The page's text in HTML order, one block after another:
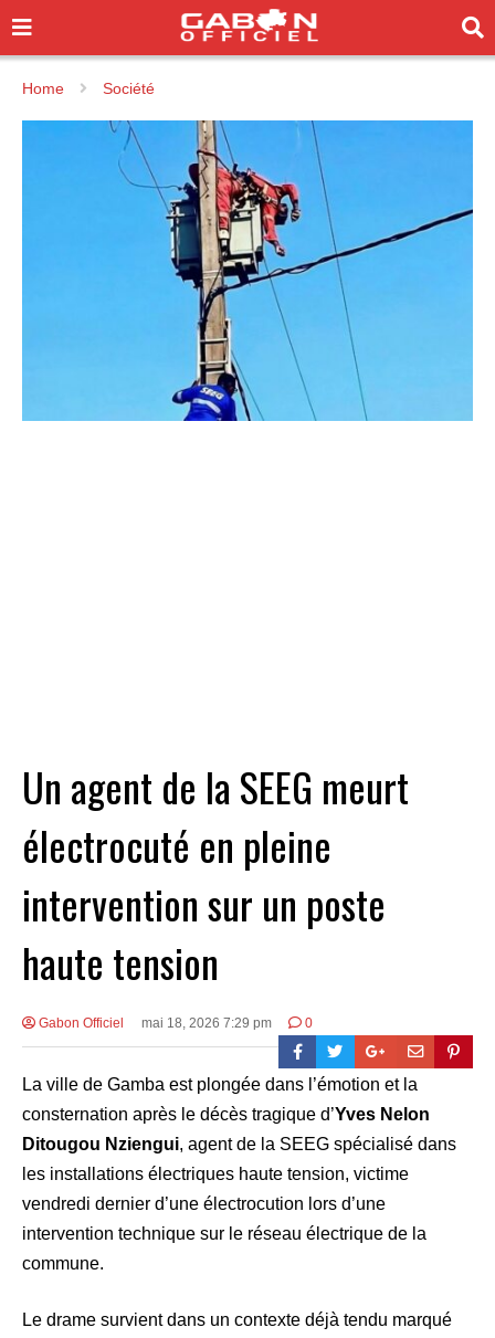
Home Société
Un agent de la SEEG meurt
électrocuté en pleine
intervention sur un poste
haute tension
Gabon Officiel mai 18, 2026 7:29 pm 0
La ville de Gamba est plongée dans l’émotion et la
consternation après le décès tragique d’Yves Nelon
Ditougou Nziengui, agent de la SEEG spécialisé dans
les installations électriques haute tension, victime
vendredi dernier d’une électrocution lors d’une
intervention technique sur le réseau électrique de la
commune.
Le drame survient dans un contexte déjà tendu marqué